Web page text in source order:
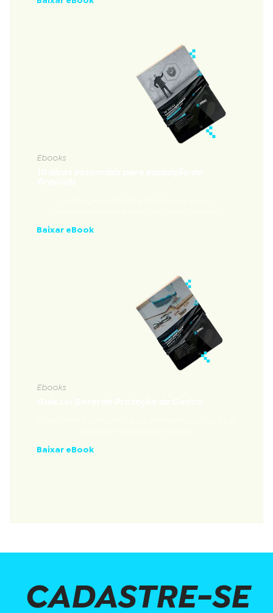
Ebooks
Baixar eBook
Ebooks
Baixar eBook
CADASTRE-SE